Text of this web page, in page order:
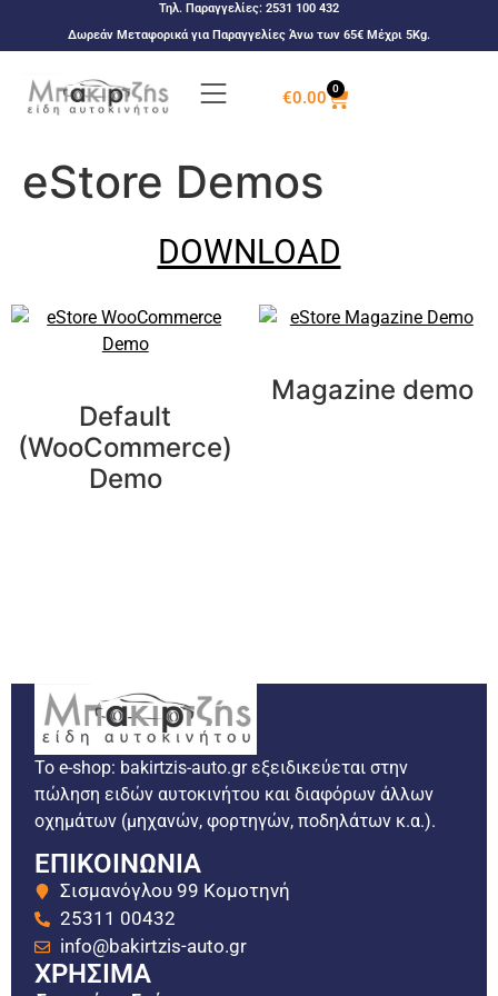
Τηλ. Παραγγελίες: 2531 100 432
Δωρεάν Μεταφορικά για Παραγγελίες Άνω των 65€ Μέχρι 5Kg.
€0.00 0
eStore Demos
DOWNLOAD
Default
(WooCommerce)
Demo
Magazine demo
Το e-shop: bakirtzis-auto.gr εξειδικεύεται στην
πώληση ειδών αυτοκινήτου και διαφόρων άλλων
οχημάτων (μηχανών, φορτηγών, ποδηλάτων κ.α.).
ΕΠΙΚΟΙΝΩΝΙΑ
Σισμανόγλου 99 Κομοτηνή
25311 00432
info@bakirtzis-auto.gr
ΧΡΗΣΙΜΑ